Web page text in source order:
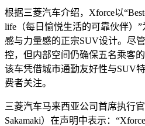
根据三菱汽车介绍，Xforce以
life（每日愉悦生活的可靠伙伴）
感与力量感的正宗SUV设计。尽
控，但内部空间仍确保五名乘客
该车凭借城市通勤友好性与SUV
费者关注。
三菱汽车马来西亚公司首席执行
Sakamaki）在声明中表示：